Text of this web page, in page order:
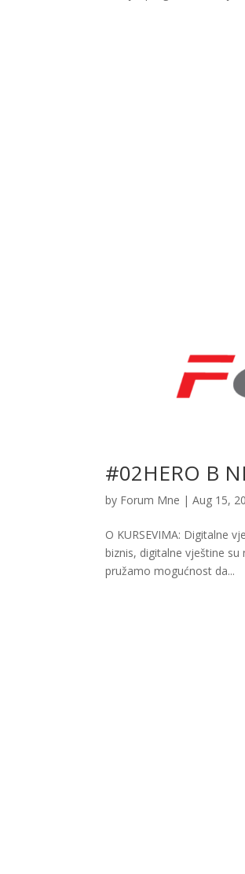
#02HERO B
by Forum Mne |Aug 15,
O KURSEVIMA: Digitalne
biznis, digitalne vještine
pružamo mogućnost da...